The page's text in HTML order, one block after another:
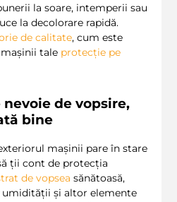
la soare, intemperii sau
la decolorare rapidă.
de calitate, cum este
tale protecție pe
de vopsire,
bine
mașinii pare în stare
ții cont de protecția
de vopsea sănătoasă,
umidității și altor elemente